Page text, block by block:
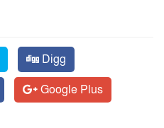
Digg
Google Plus